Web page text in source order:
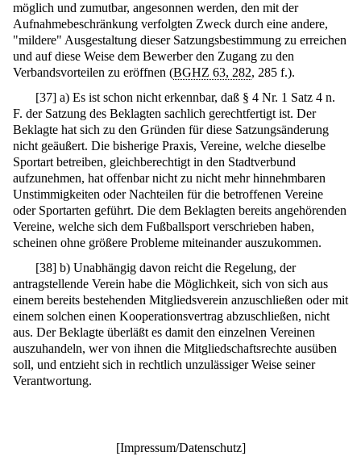
möglich und zumutbar, angesonnen werden, den mit der
Aufnahmebeschränkung verfolgten Zweck durch eine andere,
"mildere" Ausgestaltung dieser Satzungsbestimmung zu erreichen
und auf diese Weise dem Bewerber den Zugang zu den
Verbandsvorteilen zu eröffnen (BGHZ 63, 282, 285 f.).
[37] a) Es ist schon nicht erkennbar, daß § 4 Nr. 1 Satz 4 n.
F. der Satzung des Beklagten sachlich gerechtfertigt ist. Der
Beklagte hat sich zu den Gründen für diese Satzungsänderung
nicht geäußert. Die bisherige Praxis, Vereine, welche dieselbe
Sportart betreiben, gleichberechtigt in den Stadtverbund
aufzunehmen, hat offenbar nicht zu nicht mehr hinnehmbaren
Unstimmigkeiten oder Nachteilen für die betroffenen Vereine
oder Sportarten geführt. Die dem Beklagten bereits angehörenden
Vereine, welche sich dem Fußballsport verschrieben haben,
scheinen ohne größere Probleme miteinander auszukommen.
[38] b) Unabhängig davon reicht die Regelung, der
antragstellende Verein habe die Möglichkeit, sich von sich aus
einem bereits bestehenden Mitgliedsverein anzuschließen oder mit
einem solchen einen Kooperationsvertrag abzuschließen, nicht
aus. Der Beklagte überläßt es damit den einzelnen Vereinen
auszuhandeln, wer von ihnen die Mitgliedschaftsrechte ausüben
soll, und entzieht sich in rechtlich unzulässiger Weise seiner
Verantwortung.
[Impressum/Datenschutz]